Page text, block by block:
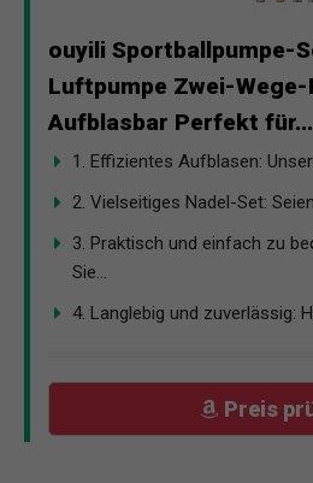
ouyili Sportballpumpe-
Luftpumpe Zwei-
Aufblasbar Perfekt für...
1. Effizientes Aufblasen:
2. Vielseitiges Nadel-Set:
3. Praktisch und einfach zu
Sie...
4. Langlebig und zuverlässig:
Preis